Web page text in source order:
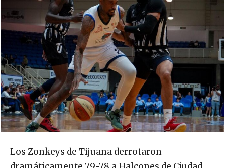
Los Zonkeys de Tijuana derrotaron